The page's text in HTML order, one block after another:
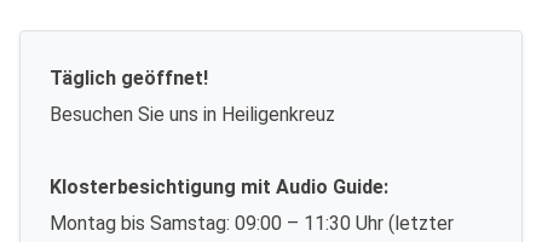
Täglich geöffnet!
Besuchen Sie uns in Heiligenkreuz
Klosterbesichtigung mit Audio Guide:
Montag bis Samstag: 09:00 – 11:30 Uhr (letzter